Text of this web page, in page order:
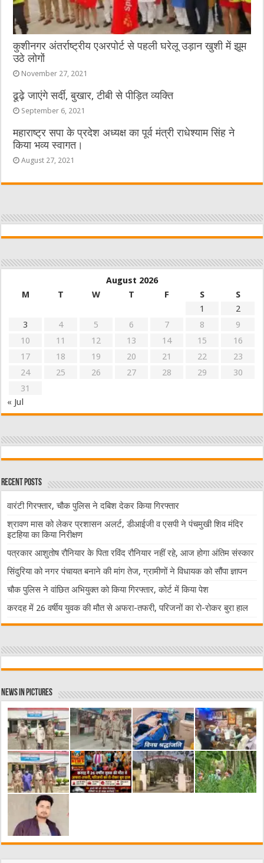
कुशीनगर अंतर्राष्ट्रीय एअरपोर्ट से पहली घरेलू उड़ान खुशी में झूम
उठे लोगों
November 27, 2021
ढूढ़े जाएंगे सर्दी, बुखार, टीबी से पीड़ित व्यक्ति
September 6, 2021
महाराष्ट्र सपा के प्रदेश अध्यक्ष का पूर्व मंत्री राधेश्याम सिंह ने
किया भव्य स्वागत।
August 27, 2021
August 2026
M
T W T F S
S
1
2
3
4 5 6 7 8
9
10
11 12 13 14 15
16
17
18 19 20 21 22
23
24
25 26 27 28 29
30
31
« Jul
Recent Posts
वारंटी गिरफ्तार, चौक पुलिस ने दबिश देकर किया गिरफ्तार
श्रावण मास को लेकर प्रशासन अलर्ट, डीआईजी व एसपी ने पंचमुखी शिव मंदिर
इटहिया का किया निरीक्षण
पत्रकार आशुतोष रौनियार के पिता रविंद रौनियार नहीं रहे, आज होगा अंतिम संस्कार
सिंदुरिया को नगर पंचायत बनाने की मांग तेज, ग्रामीणों ने विधायक को सौंपा ज्ञापन
चौक पुलिस ने वांछित अभियुक्त को किया गिरफ्तार, कोर्ट में किया पेश
करदह में 26 वर्षीय युवक की मौत से अफरा-तफरी, परिजनों का रो-रोकर बुरा हाल
News in Pictures